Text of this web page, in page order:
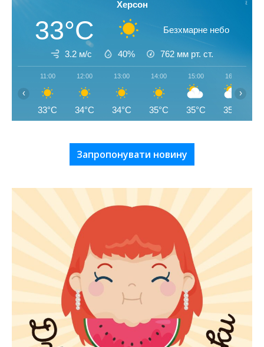
Херсон
33°C Безхмарне небо
3.2 м/с 40% 762 мм рт. ст.
11:00
33°C
12:00
34°C
13:00
34°C
14:00
35°C
15:00
35°C
16:00
35°C
‹ ›
Запропонувати новину